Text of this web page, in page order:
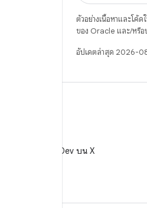
ตัวอย่างเนื้อหาและโค้
ของ Oracle และ/หรือ
อัปเดตล่าสุด 2026-
ติดตาม @AndroidDev บน X